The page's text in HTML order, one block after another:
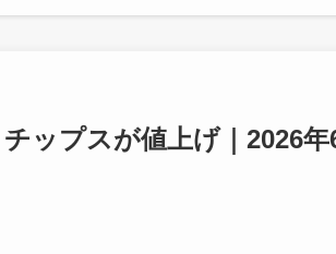
ップスが値上げ｜2026